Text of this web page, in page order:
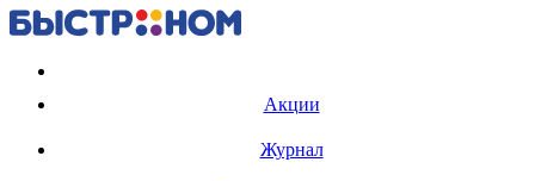
Акции
Журнал